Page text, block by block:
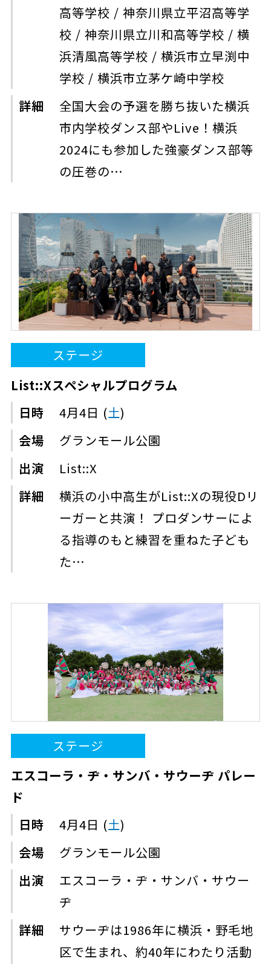
高等学校 / 神奈川県立平沼高等学
校 / 神奈川県立川和高等学校 / 横
浜清風高等学校 / 横浜市立早渕中
学校 / 横浜市立茅ケ崎中学校
詳細
全国大会の予選を勝ち抜いた横浜
市内学校ダンス部やLive！横浜
2024にも参加した強豪ダンス部等
の圧巻の…
ステージ
List::Xスペシャルプログラム
日時 4月4日 (土)
会場
グランモール公園
出演
List::X
詳細
横浜の小中高生がList::Xの現役Dリ
ーガーと共演！ プロダンサーによ
る指導のもと練習を重ねた子ども
た…
ステージ
エスコーラ・ヂ・サンバ・サウーヂ パレー
ド
日時 4月4日 (土)
会場
グランモール公園
出演
エスコーラ・ヂ・サンバ・サウー
ヂ
詳細
サウーヂは1986年に横浜・野毛地
区で生まれ、約40年にわたり活動